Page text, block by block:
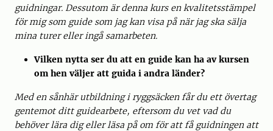
guidningar. Dessutom är denna kurs en kvalitetsstämpel
för mig som guide som jag kan visa på när jag ska sälja
mina turer eller ingå samarbeten.
Vilken nytta ser du att en guide kan ha av kursen
om hen väljer att guida i andra länder?
Med en sånhär utbildning i ryggsäcken får du ett övertag
gentemot ditt guidearbete, eftersom du vet vad du
behöver lära dig eller läsa på om för att få guidningen att